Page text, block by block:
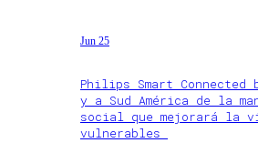
Jun 25
Philips Smart
y a Sud América de la
social que mejorará la
vulnerables